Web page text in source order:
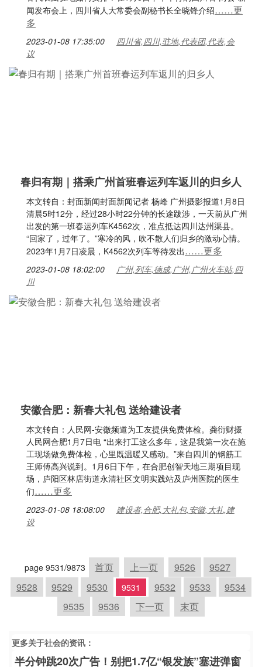
闻发布会上，四川省人大常委会副秘书长全晓锋介绍……更
多
2023-01-08 17:35:00
四川省,四川,驻地,代表团,代表,会
议
春归有期｜搭乘广州首班春运列车返川的归乡人
本文转自：封面新闻封面新闻记者 杨峰 广州摄影报道1月8日
清晨5时12分，经过28小时22分钟的长途跋涉，一天前从广州
出发的第一班春运列车K4562次，准点抵达四川达州渠县。
“回家了，过年了。”寒冷的风，吹不散人们归乡的激动心情。
2023年1月7日凌晨，K4562次列车等待发出……更多
2023-01-08 18:02:00
广州,列车,德成,广州,广州火车站,四
川
安徽合肥：新春大礼包 送给建设者
本文转自：人民网-安徽频道为工友提供免费体检。龚衍财摄
人民网合肥1月7日电 “出来打工这么多年，这是我第一次在施
工现场做免费体检，心里既温暖又感动。”来自四川的钢筋工
王师傅高兴说到。1月6日下午，在合肥创智天地三期项目现
场，庐阳区林店街道永清社区文明实践站及庐州医院的医生
们……更多
2023-01-08 18:08:00
建设者,合肥,大礼包,安徽,大礼,建
设
page 9531/9873 首页 上一页 9526
9527
9528
9529 9530 9531 9532 9533
9534
9535
9536 下一页 末页
更多关于社会的资讯：
半分钟跳20次广告！别把1.7亿“银发族”塞进弹窗